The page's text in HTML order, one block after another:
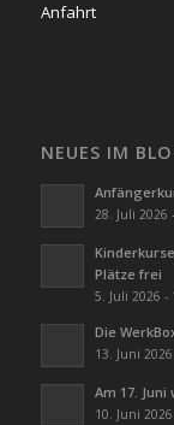
Anfahrt
NEUES IM
28. Juli 2026
Plätze frei
5. Juli 2026 -
Die
13. Juni
Am 17.
10. Juni